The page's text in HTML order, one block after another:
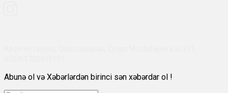
Abunə ol və Xəbərlərdən birinci sən xəbərdar ol !